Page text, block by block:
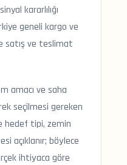
kararlılığı
geneli kargo ve
satış ve teslimat
amacı ve saha
seçilmesi gereken
hedef tipi, zemin
açıklanır; böylece
ihtiyaca göre